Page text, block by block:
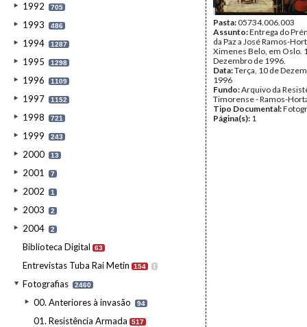
1992 705
1993 486
1994 1287
1995 1298
1996 1109
1997 1152
1998 721
1999 243
2000 13
2001 7
2002 1
2003 2
2004 2
Biblioteca Digital 63
Entrevistas Tuba Rai Metin 154 I
Fotografias 2460
00. Anteriores à invasão 94
01. Resistência Armada 517
Pasta:05734.006.003
Assunto:Entrega do
da Paz a José Ramos-
Ximenes Belo, em Oslo.
Dezembro de 1996.
Data:Terça, 10 de
1996
Fundo:Arquivo da
Timorense - Ramos-
Tipo Documental:
Página(s): 1